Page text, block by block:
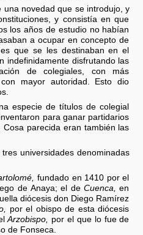
una novedad que se introdujo, y
y consistía en que
los años de estudio no habían
a ocupar en concepto de
que se les destinaban en el
indefinidamente disfrutando las
de colegiales, con más
mayor autoridad. Esto dio
especie de títulos de colegial
para ganar partidarios
parecida eran también las
universidades denominadas
fundado en 1410 por el
de Anaya; el deCuenca,
en
diócesis don Diego Ramírez
por el obispo de esta diócesis
Arzobispo,
por el que lo fue de
de Fonseca.